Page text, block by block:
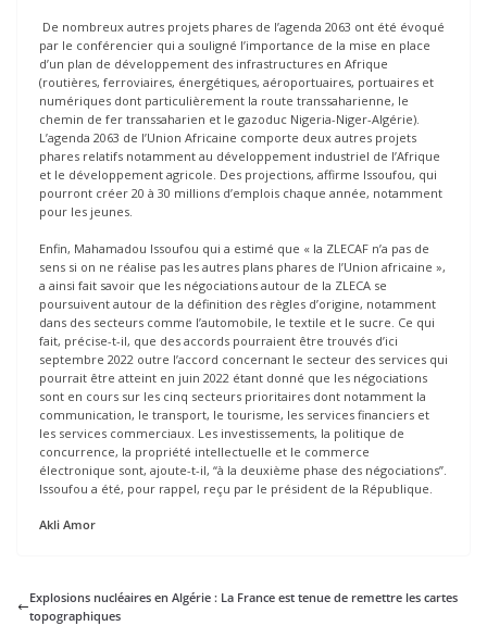
De nombreux autres projets phares de l’agenda 2063 ont été évoqué
par le conférencier qui a souligné l’importance de la mise en place
d’un plan de développement des infrastructures en Afrique
(routières, ferroviaires, énergétiques, aéroportuaires, portuaires et
numériques dont particulièrement la route transsaharienne, le
chemin de fer transsaharien et le gazoduc Nigeria-Niger-Algérie).
L’agenda 2063 de l’Union Africaine comporte deux autres projets
phares relatifs notamment au développement industriel de l’Afrique
et le développement agricole. Des projections, affirme Issoufou, qui
pourront créer 20 à 30 millions d’emplois chaque année, notamment
pour les jeunes.
Enfin, Mahamadou Issoufou qui a estimé que « la ZLECAF n’a pas de
sens si on ne réalise pas les autres plans phares de l’Union africaine »,
a ainsi fait savoir que les négociations autour de la ZLECA se
poursuivent autour de la définition des règles d’origine, notamment
dans des secteurs comme l’automobile, le textile et le sucre. Ce qui
fait, précise-t-il, que des accords pourraient être trouvés d’ici
septembre 2022 outre l’accord concernant le secteur des services qui
pourrait être atteint en juin 2022 étant donné que les négociations
sont en cours sur les cinq secteurs prioritaires dont notamment la
communication, le transport, le tourisme, les services financiers et
les services commerciaux. Les investissements, la politique de
concurrence, la propriété intellectuelle et le commerce
électronique sont, ajoute-t-il, “à la deuxième phase des négociations”.
Issoufou a été, pour rappel, reçu par le président de la République.
Akli Amor
Explosions nucléaires en Algérie : La France est tenue de remettre les cartes
topographiques